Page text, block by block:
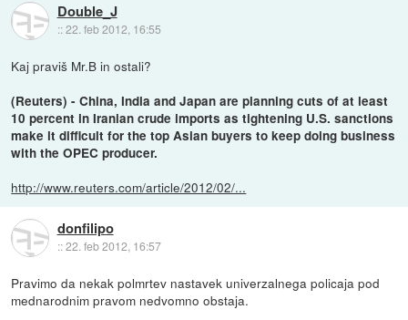
Double_J
::22. feb 2012, 16:55
Kaj praviš Mr.B in ostali?
(Reuters) - China, India and Japan are planning cuts of at least
10 percent in Iranian crude imports as tightening U.S. sanctions
make it difficult for the top Asian buyers to keep doing business
with the OPEC producer.
http://www.reuters.com/article/2012/02/...
donfilipo
::22. feb 2012, 16:57
Pravimo da nekak polmrtev nastavek univerzalnega policaja pod
mednarodnim pravom nedvomno obstaja.